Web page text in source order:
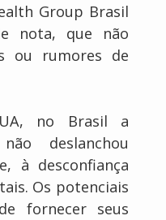
Group Brasil
nota, que não
ou rumores de
no Brasil a
deslanchou
à desconfiança
Os potenciais
fornecer seus